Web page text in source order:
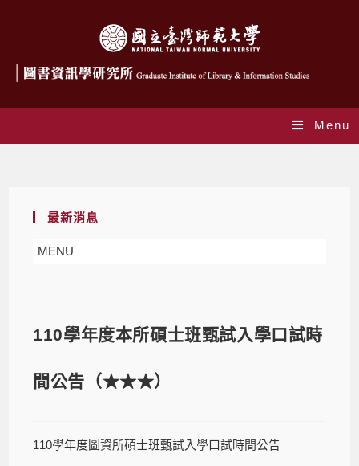
Menu
最新消息
MENU
110學年度本所碩士班甄試入學口試時
間公告（★★★）
110學年度圖資所碩士班甄試入學口試時間公告